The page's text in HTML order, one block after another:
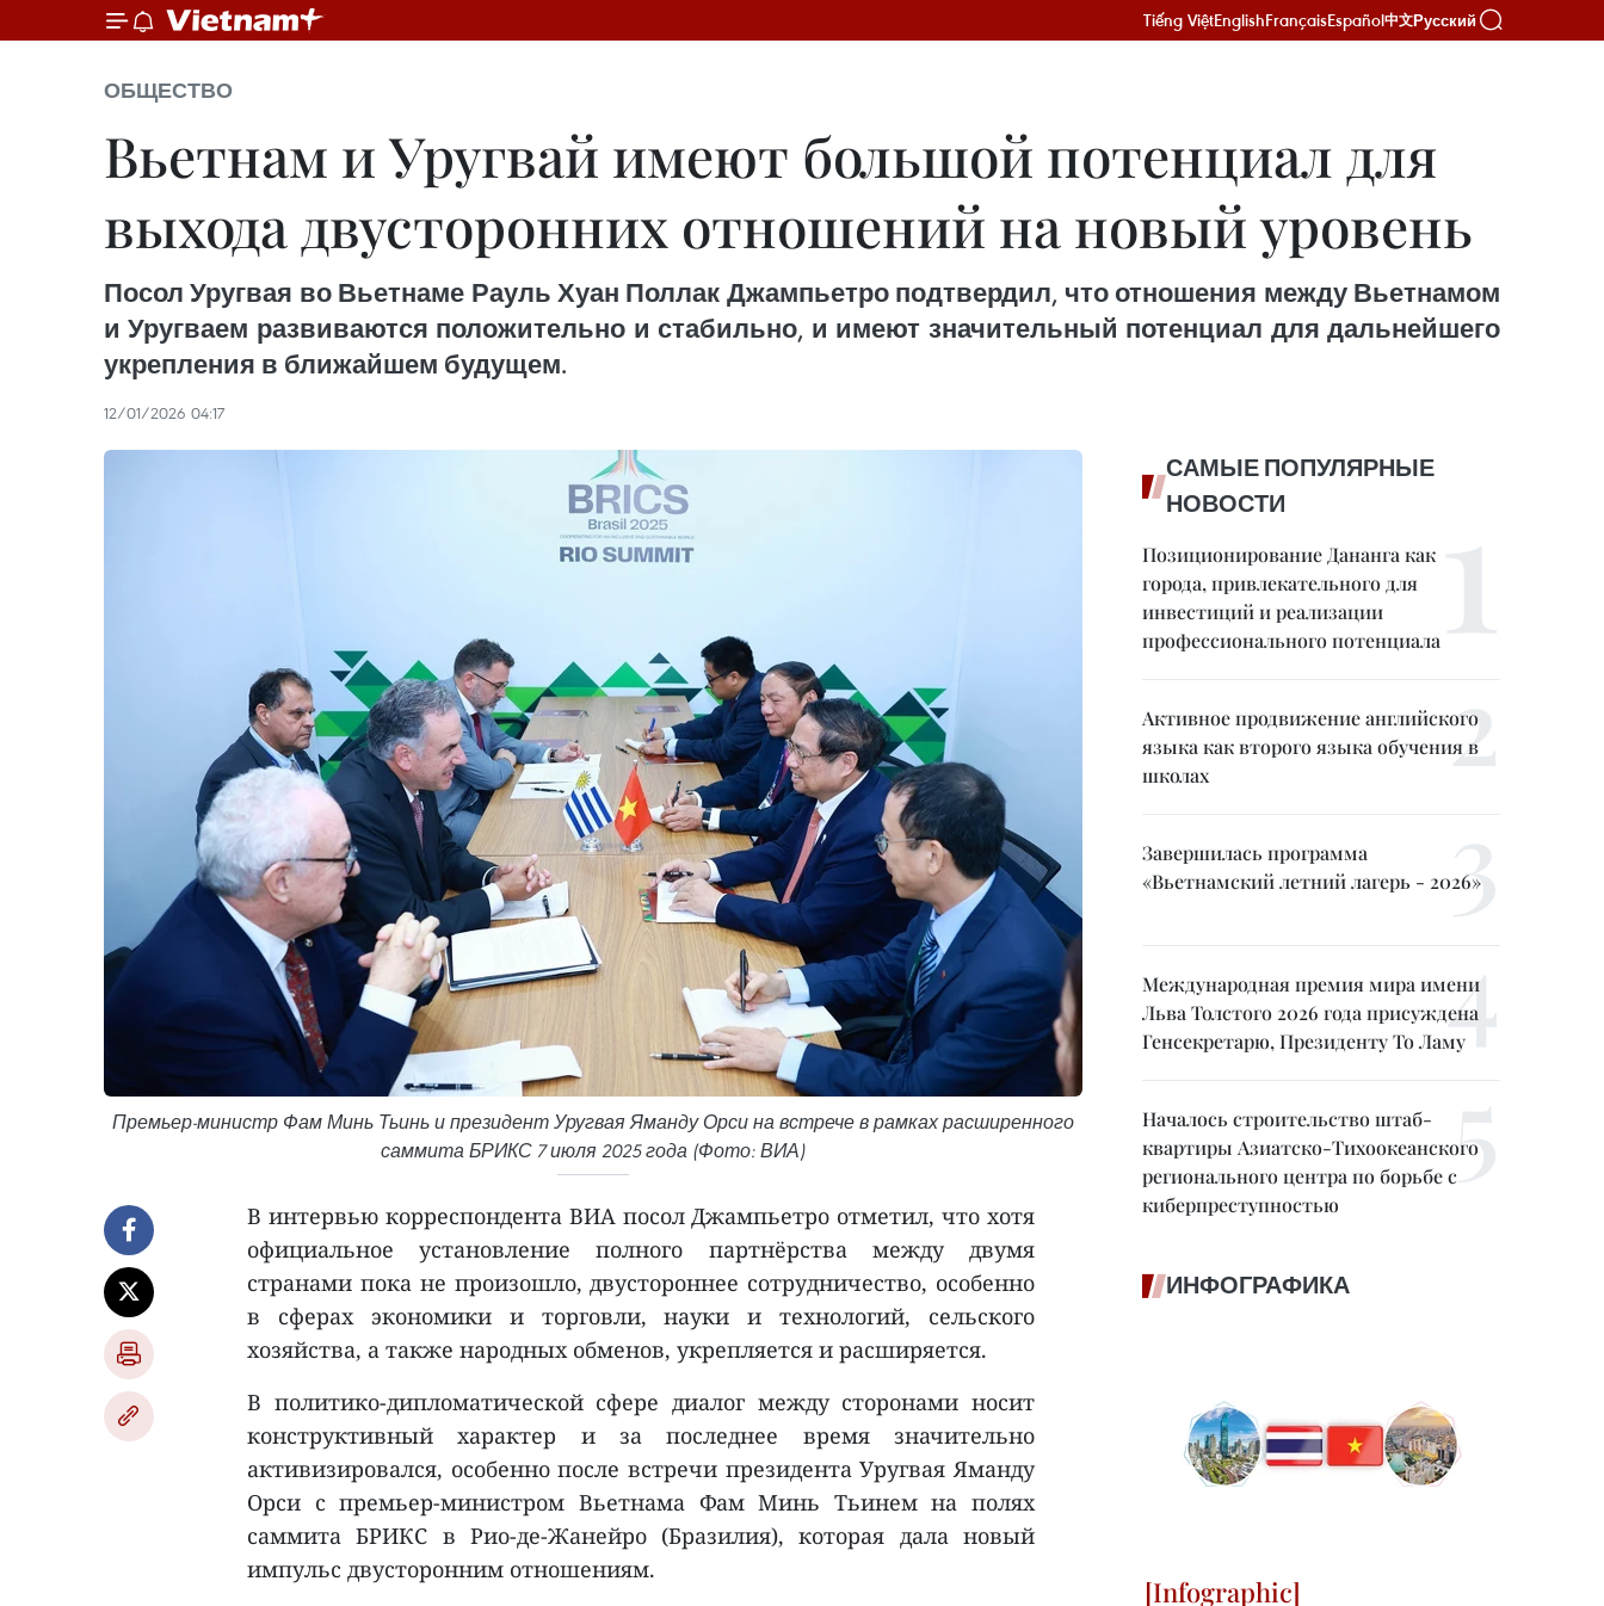
Tiếng ViệtEnglishFrançaisEspañol中文Русский
ОБЩЕСТВО
Вьетнам и Уругвай имеют большой потенциал для
выхода двусторонних отношений на новый уровень
Посол Уругвая во Вьетнаме Рауль Хуан Поллак Джампьетро подтвердил, что отношения между Вьетнамом
и Уругваем развиваются положительно и стабильно, и имеют значительный потенциал для дальнейшего
укрепления в ближайшем будущем.
12/01/2026 04:17
Премьер-министр Фам Минь Тьинь и президент Уругвая Яманду Орси на встрече в рамках расширенного
саммита БРИКС 7 июля 2025 года (Фото: ВИА)
В интервью корреспондента ВИА посол Джампьетро отметил, что хотя
официальное установление полного партнёрства между двумя
странами пока не произошло, двустороннее сотрудничество, особенно
в сферах экономики и торговли, науки и технологий, сельского
хозяйства, а также народных обменов, укрепляется и расширяется.
В политико-дипломатической сфере диалог между сторонами носит
конструктивный характер и за последнее время значительно
активизировался, особенно после встречи президента Уругвая Яманду
Орси с премьер-министром Вьетнама Фам Минь Тьинем на полях
саммита БРИКС в Рио-де-Жанейро (Бразилия), которая дала новый
импульс двусторонним отношениям.
САМЫЕ ПОПУЛЯРНЫЕ
НОВОСТИ
Позиционирование Дананга как
города, привлекательного для
инвестиций и реализации
профессионального потенциала
Активное продвижение английского
языка как второго языка обучения в
школах
Завершилась программа
«Вьетнамский летний лагерь - 2026»
Международная премия мира имени
Льва Толстого 2026 года присуждена
Генсекретарю, Президенту То Ламу
Началось строительство штаб-
квартиры Азиатско-Тихоокеанского
регионального центра по борьбе с
киберпреступностью
ИНФОГРАФИКА